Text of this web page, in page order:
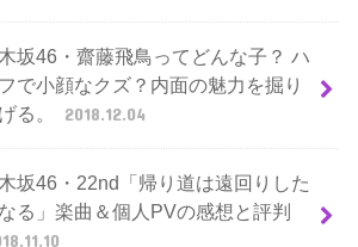
坂46・齋藤飛鳥ってどんな子？ ハ
で小顔なクズ？内面の魅力を掘り
る。
2018.12.04
坂46・22nd「帰り道は遠回りした
る」楽曲＆個人PVの感想と評判